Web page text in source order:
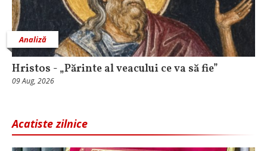
Analiză
Hristos - „Părinte al veacului ce va să fie”
09 Aug, 2026
Acatiste zilnice